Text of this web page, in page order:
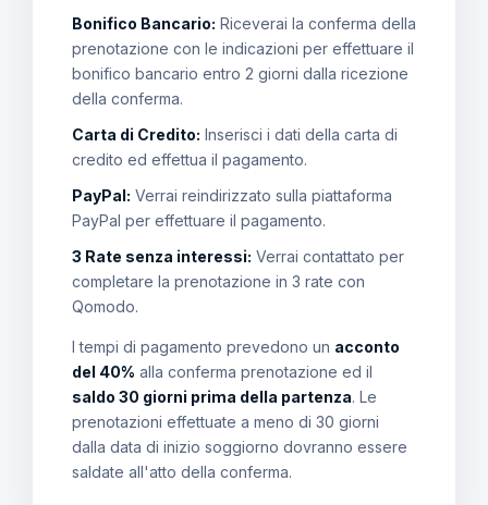
Bonifico Bancario: Riceverai la conferma della
prenotazione con le indicazioni per effettuare il
bonifico bancario entro 2 giorni dalla ricezione
della conferma.
Carta di Credito: Inserisci i dati della carta di
credito ed effettua il pagamento.
PayPal: Verrai reindirizzato sulla piattaforma
PayPal per effettuare il pagamento.
3 Rate senza interessi: Verrai contattato per
completare la prenotazione in 3 rate con
Qomodo.
I tempi di pagamento prevedono un acconto
del 40% alla conferma prenotazione ed il
saldo 30 giorni prima della partenza. Le
prenotazioni effettuate a meno di 30 giorni
dalla data di inizio soggiorno dovranno essere
saldate all'atto della conferma.